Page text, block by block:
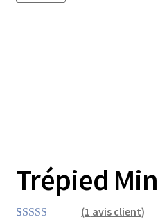
Trépied
(1 avis client)